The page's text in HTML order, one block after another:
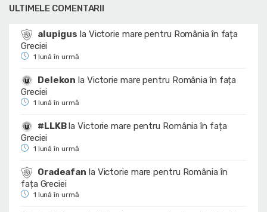
ULTIMELE COMENTARII
alupigus la Victorie mare pentru România în fața
Greciei
1 lună în urmă
Delekon la Victorie mare pentru România în fața
Greciei
1 lună în urmă
#LLKBlaVictorie mare pentru România în fața
Greciei
1 lună în urmă
Oradeafan la Victorie mare pentru România în
fața Greciei
1 lună în urmă